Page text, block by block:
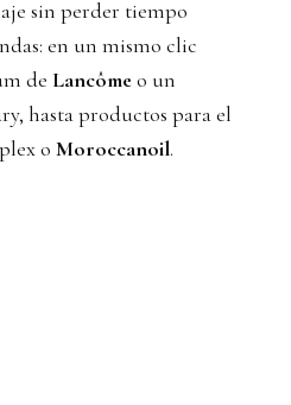
sin perder tiempo
en un mismo clic
de Lancômeo un
hasta productos para el
o Moroccanoil.